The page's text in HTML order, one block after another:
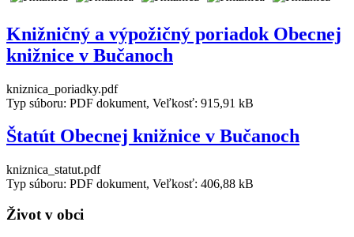
Knižničný a výpožičný poriadok Obecnej
knižnice v Bučanoch
kniznica_poriadky.pdf
Typ súboru: PDF dokument, Veľkosť: 915,91 kB
Štatút Obecnej knižnice v Bučanoch
kniznica_statut.pdf
Typ súboru: PDF dokument, Veľkosť: 406,88 kB
Život v obci